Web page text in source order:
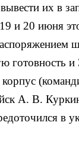
их в
и 20 июня
готовность и
А. В.
в